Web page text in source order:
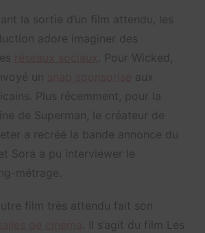
la sortie d’un film attendu, les
adore imaginer des
. Pour Wicked,
un
aux
Plus récemment, pour la
de Superman, le créateur de
a recréé la bande annonce du
Sora a pu interviewer le
métrage.
film très attendu fait son
. Il s’agit du film Les